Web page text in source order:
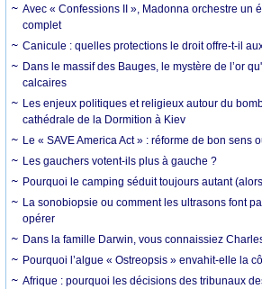
Avec « Confessions II », Madonna orchestre un
complet
Canicule : quelles protections le droit offre-t-il
Dans le massif des Bauges, le mystère de l’or
calcaires
Les enjeux politiques et religieux autour du
cathédrale de la Dormition à Kiev
Le « SAVE America Act » : réforme de bon
Les gauchers votent-ils plus à gauche ?
Pourquoi le camping séduit toujours autant
La sonobiopsie ou comment les ultrasons font
opérer
Dans la famille Darwin, vous connaissiez
Pourquoi l’algue « Ostreopsis » envahit-elle la
Afrique : pourquoi les décisions des tribunaux